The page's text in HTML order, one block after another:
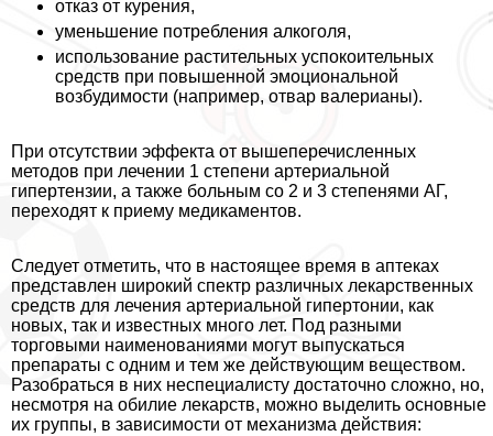
отказ от курения,
уменьшение потрeбления алкоголя,
использование растительных успокоительных
средств при повышенной эмоциональной
возбудимости (например, отвар валерианы).
При отсутствии эффекта от вышеперечисленных
методов при лечении 1 степени артериальной
гипертензии, а также больным со 2 и 3 степенями АГ,
переходят к приему медикаментов.
Следует отметить, что в настоящее время в аптеках
представлен широкий спектр различных лекарственных
средств для лечения артериальной гипертонии, как
новых, так и известных много лет. Под разными
торговыми наименованиями могут выпускаться
препараты с одним и тем же действующим веществом.
Разобраться в них неспециалисту достаточно сложно, но,
несмотря на обилие лекарств, можно выделить основные
их группы, в зависимости от механизма действия: